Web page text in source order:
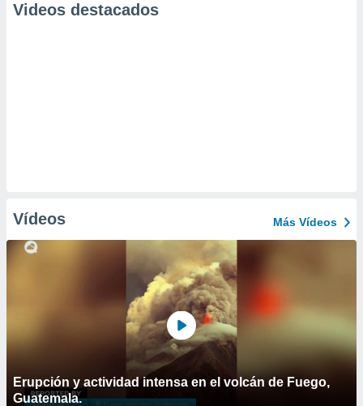
Videos destacados
Vídeos Más Vídeos
Erupción y actividad intensa en el volcán de Fuego,
Guatemala.